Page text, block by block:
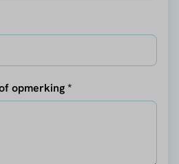
Type hier jouw vraag of opmerking *